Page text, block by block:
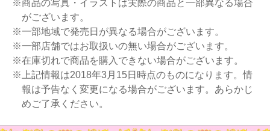
※商品の写真・イラストは実際の商品と一部異なる場合
がございます。
※一部地域で発売日が異なる場合がございます。
※一部店舗ではお取扱いの無い場合がございます。
※在庫切れで商品を購入できない場合がございます。
※上記情報は2018年3月15日時点のものになります。情
報は予告なく変更になる場合がございます。あらかじ
めご了承ください。